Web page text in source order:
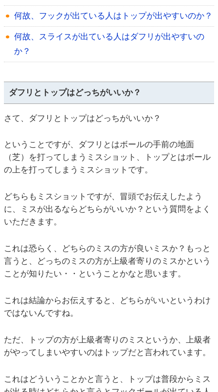
何故、フックが出ている人はトップが出やすいのか？
何故、スライスが出ている人はダフリが出やすいの
か？
ダフリとトップはどっちがいいか？
さて、ダフリとトップはどっちがいいか？
ということですが、ダフリとはボールの手前の地面
（芝）を打ってしまうミスショット、トップとはボール
の上を打ってしまうミスショットです。
どちらもミスショットですが、冒頭でお伝えしたよう
に、ミスが出るならどちらがいいか？という質問をよく
いただきます。
これは恐らく、どちらのミスの方が良いミスか？もっと
言うと、どっちのミスの方が上級者寄りのミスかという
ことが知りたい・・ということかなと思います。
これは結論からお伝えすると、どちらがいいというわけ
ではないんですね。
ただ、トップの方が上級者寄りのミスというか、上級者
がやってしまいやすいのはトップだと言われています。
これはどういうことかと言うと、トップは普段からミス